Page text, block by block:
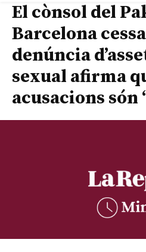
El cònsol del
Barcelona
denúncia
sexual afirma
acusacions són